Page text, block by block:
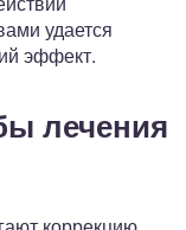
удается
эффект.
лечения